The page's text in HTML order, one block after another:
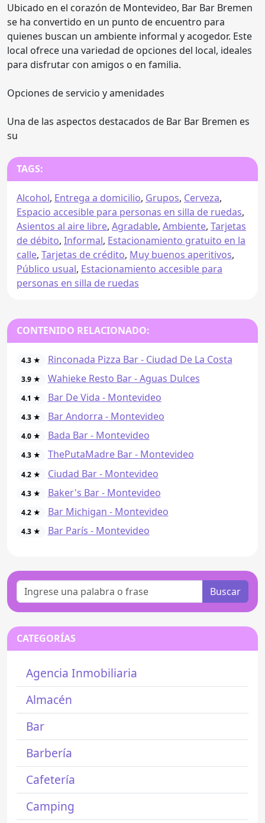
Ubicado en el corazón de Montevideo, Bar Bar Bremen
se ha convertido en un punto de encuentro para
quienes buscan un ambiente informal y acogedor. Este
local ofrece una variedad de opciones del local, ideales
para disfrutar con amigos o en familia.
Opciones de servicio y amenidades
Una de las aspectos destacados de Bar Bar Bremen es
su
TAGS:
Alcohol, Entrega a domicilio, Grupos, Cerveza,
Espacio accesible para personas en silla de ruedas,
Asientos al aire libre, Agradable, Ambiente, Tarjetas
de débito, Informal, Estacionamiento gratuito en la
calle, Tarjetas de crédito, Muy buenos aperitivos,
Público usual, Estacionamiento accesible para
personas en silla de ruedas
CONTENIDO RELACIONADO:
4.3 ★ Rinconada Pizza Bar - Ciudad De La Costa
3.9 ★ Wahieke Resto Bar - Aguas Dulces
4.1 ★ Bar De Vida - Montevideo
4.3 ★ Bar Andorra - Montevideo
4.0 ★ Bada Bar - Montevideo
4.3 ★ ThePutaMadre Bar - Montevideo
4.2 ★ Ciudad Bar - Montevideo
4.3 ★ Baker's Bar - Montevideo
4.2 ★ Bar Michigan - Montevideo
4.3 ★ Bar París - Montevideo
Buscar
CATEGORÍAS
Agencia Inmobiliaria
Almacén
Bar
Barbería
Cafetería
Camping